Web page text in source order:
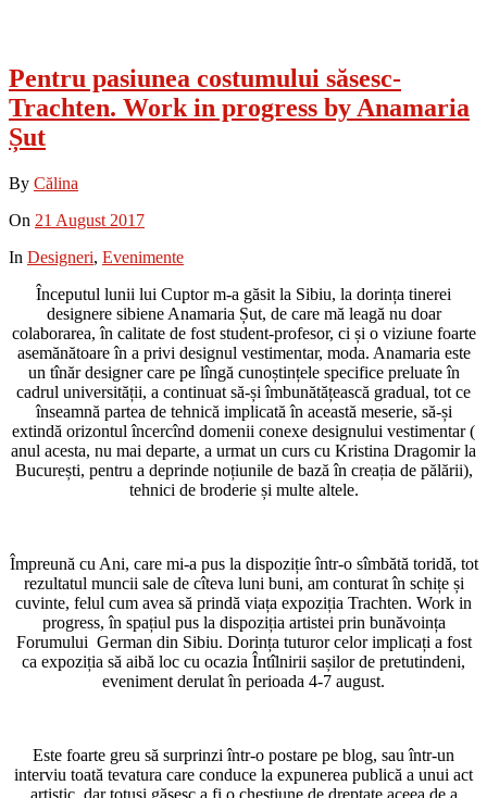
Pentru pasiunea costumului săsesc-
Trachten. Work in progress by Anamaria
Șut
By Călina
On 21 August 2017
In Designeri, Evenimente
Începutul lunii lui Cuptor m-a găsit la Sibiu, la dorința tinerei
designere sibiene Anamaria Șut, de care mă leagă nu doar
colaborarea, în calitate de fost student-profesor, ci și o viziune foarte
asemănătoare în a privi designul vestimentar, moda. Anamaria este
un tînăr designer care pe lîngă cunoștințele specifice preluate în
cadrul universității, a continuat să-și îmbunătățească gradual, tot ce
înseamnă partea de tehnică implicată în această meserie, să-și
extindă orizontul încercînd domenii conexe designului vestimentar (
anul acesta, nu mai departe, a urmat un curs cu Kristina Dragomir la
București, pentru a deprinde noțiunile de bază în creația de pălării),
tehnici de broderie și multe altele.
Împreună cu Ani, care mi-a pus la dispoziție într-o sîmbătă toridă, tot
rezultatul muncii sale de cîteva luni buni, am conturat în schițe și
cuvinte, felul cum avea să prindă viața expoziția Trachten. Work in
progress, în spațiul pus la dispoziția artistei prin bunăvoința
Forumului German din Sibiu. Dorința tuturor celor implicați a fost
ca expoziția să aibă loc cu ocazia Întîlnirii sașilor de pretutindeni,
eveniment derulat în perioada 4-7 august.
Este foarte greu să surprinzi într-o postare pe blog, sau într-un
interviu toată tevatura care conduce la expunerea publică a unui act
artistic, dar totuși găsesc a fi o chestiune de dreptate aceea de a